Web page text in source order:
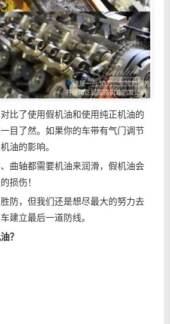
了使用假机油和使用纯正机油的
目了然。如果你的车带有气门调节
油的影响。
轴都需要机油来润滑，假机油会
损伤！
，但我们还是想尽最大的努力去
建立最后一道防线。
？